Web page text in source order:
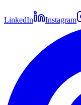
LinkedIn Instagram